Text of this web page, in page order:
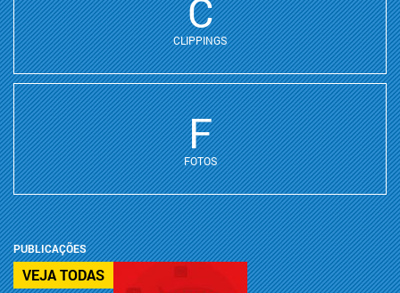
C
CLIPPINGS
F
FOTOS
PUBLICAÇÕES
VEJA TODAS